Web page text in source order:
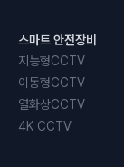
스마트 안전장비
지능형CCTV
이동형CCTV
열화상CCTV
4K CCTV